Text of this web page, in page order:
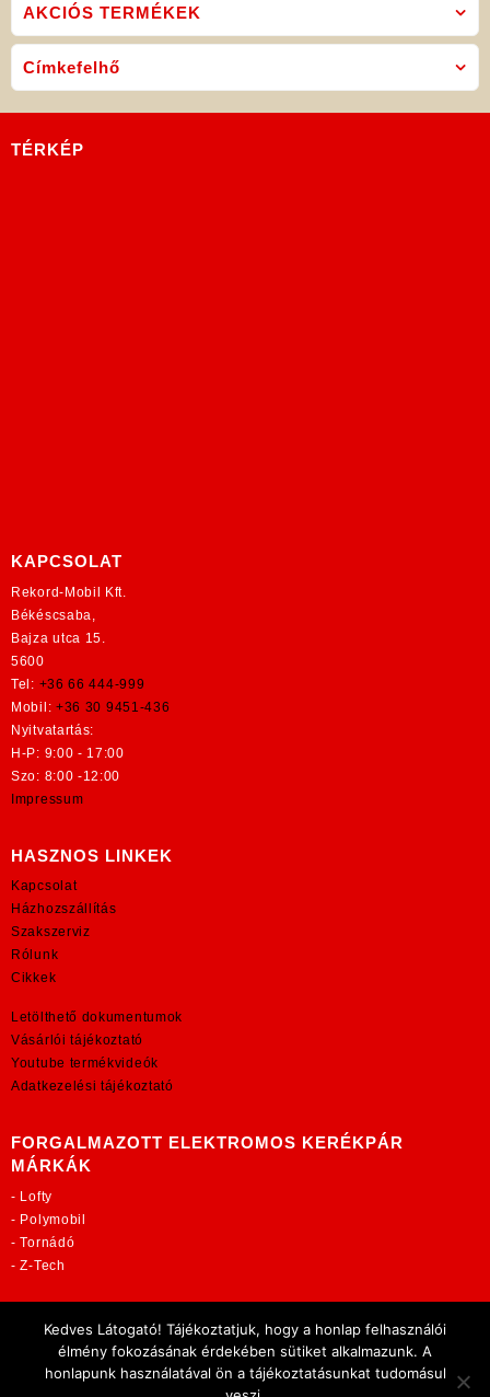
AKCIÓS TERMÉKEK
Címkefelhő
TÉRKÉP
KAPCSOLAT
Rekord-Mobil Kft.
Békéscsaba,
Bajza utca 15.
5600
Tel: +36 66 444-999
Mobil: +36 30 9451-436
Nyitvatartás:
H-P: 9:00 - 17:00
Szo: 8:00 -12:00
Impressum
HASZNOS LINKEK
Kapcsolat
Házhozszállítás
Szakszerviz
Rólunk
Cikkek
Letölthető dokumentumok
Vásárlói tájékoztató
Youtube termékvideók
Adatkezelési tájékoztató
FORGALMAZOTT ELEKTROMOS KERÉKPÁR
MÁRKÁK
- Lofty
- Polymobil
-Tornádó
-Z-Tech
rekordmobil.hu
elektromos-kerekparbolt.hu
motorkerekparalkatreszek.hu
Kedves Látogató! Tájékoztatjuk, hogy a honlap felhasználói
élmény fokozásának érdekében sütiket alkalmazunk. A
honlapunk használatával ön a tájékoztatásunkat tudomásul